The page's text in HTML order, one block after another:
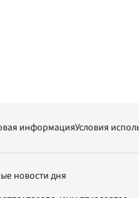
информацияУсловия
новости дня